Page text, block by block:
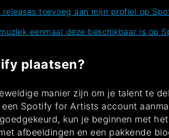
toevoeg aan mijn profiel op
eenmaal deze beschikbaar is op
plaatsen?
manier zijn om je talent te
Spotify for Artists account
kun je beginnen met
afbeeldingen en een pakkende